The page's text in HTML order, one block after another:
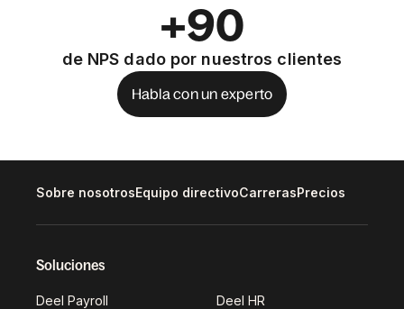
+90
de NPS dado por nuestros clientes
Habla con un experto
Sobre nosotrosEquipo directivoCarrerasPrecios
Soluciones
Deel Payroll Deel HR